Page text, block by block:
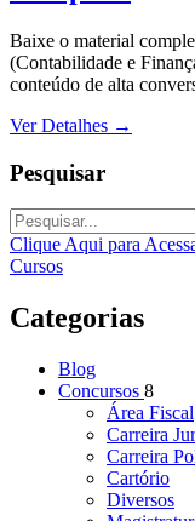
Baixe o material
(Contabilidade e
conteúdo de alta
Ver Detalhes →
Pesquisar
Clique Aqui para
Cursos
Categorias
Blog
Concursos 8
Área Fiscal
Carreira
Carreira
Cartório
Diversos